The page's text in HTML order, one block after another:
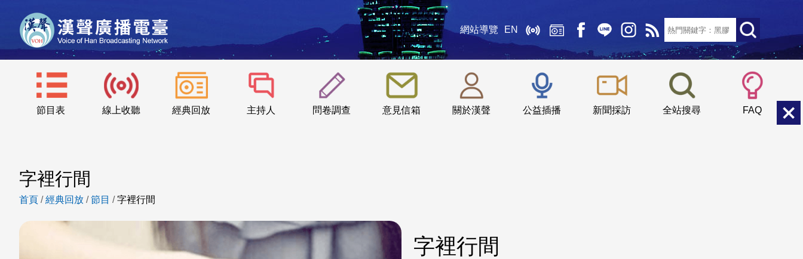
網站導覽 EN
節目表 線上收聽 經典回放 主持人 問卷調查 意見信箱 關於漢聲 公益插播 新聞採訪 全站搜尋 FAQ
::: 小 中
字裡行間
首頁 /經典回放 /節目 /字裡行間
字裡行間